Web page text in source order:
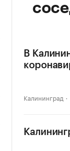
В
Калининград